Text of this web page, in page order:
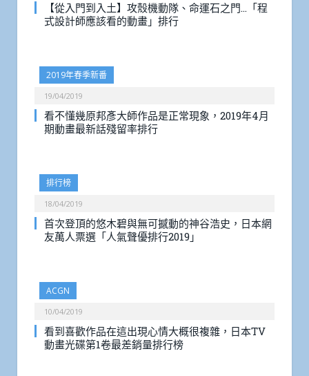
【從入門到入土】攻殼機動隊、命運石之門…「程
式設計師應該看的動畫」排行
2019年春季新番
19/04/2019
看不懂幾原邦彥大師作品是正常現象，2019年4月
期動畫最新話殘留率排行
排行榜
18/04/2019
首次登頂的悠木碧與無可撼動的神谷浩史，日本網
友萬人票選「人氣聲優排行2019」
ACGN
10/04/2019
看到喜歡作品在這出現心情大概很複雜，日本TV
動畫光碟第1卷最差銷量排行榜